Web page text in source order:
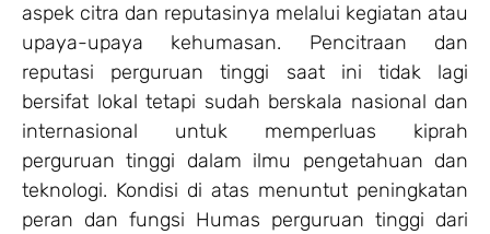
aspek citra dan reputasinya melalui kegiatan atau
upaya-upaya kehumasan. Pencitraan dan
reputasi perguruan tinggi saat ini tidak lagi
bersifat lokal tetapi sudah berskala nasional dan
internasional untuk memperluas kiprah
perguruan tinggi dalam ilmu pengetahuan dan
teknologi. Kondisi di atas menuntut peningkatan
peran dan fungsi Humas perguruan tinggi dari